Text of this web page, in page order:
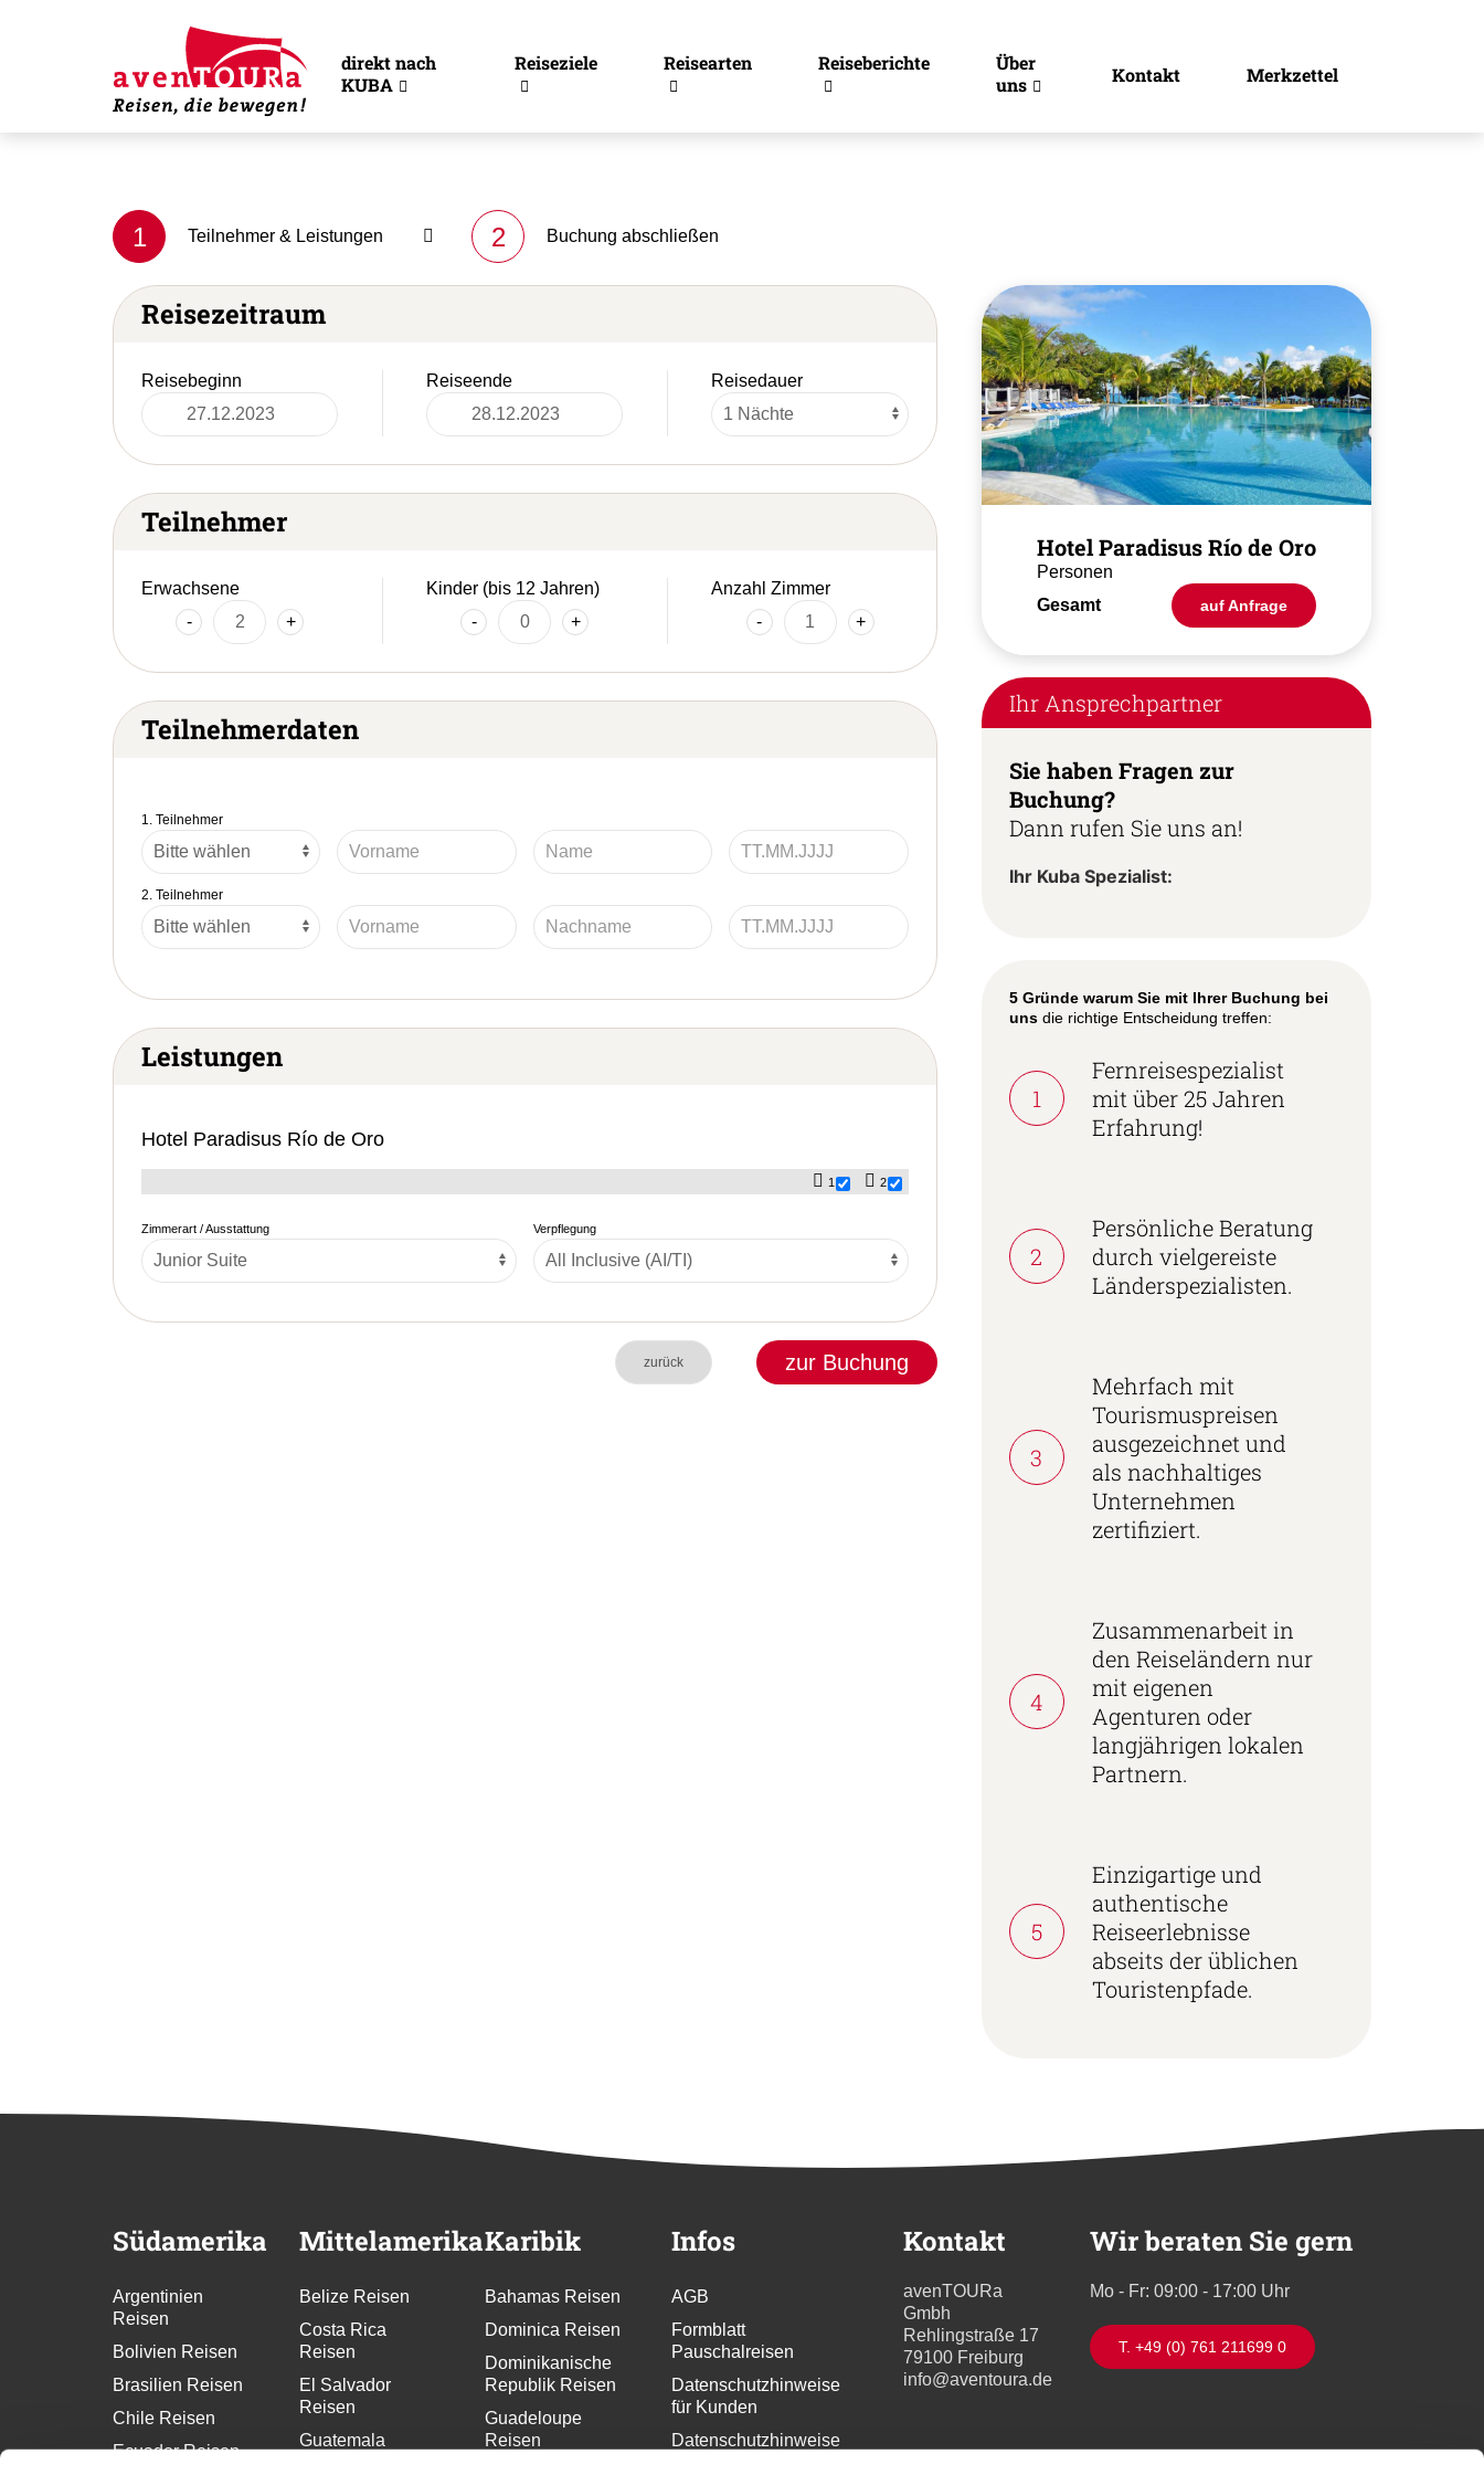
direkt nach
KUBA
Reiseziele Reisearten Reiseberichte
Über
uns
Kontakt Merkzettel
1 Teilnehmer & Leistungen 2 Buchung abschließen
Reisezeitraum
Reisebeginn Reiseende Reisedauer
Teilnehmer
Erwachsene
-
+
Kinder (bis 12 Jahren)
-
+
Anzahl Zimmer
-
+
Teilnehmerdaten
1. Teilnehmer
2. Teilnehmer
Leistungen
Hotel Paradisus Río de Oro
1 2
Zimmerart / Ausstattung Verpflegung
zurück zur Buchung
Hotel Paradisus Río de Oro
Personen
Gesamt
auf Anfrage
Ihr Ansprechpartner
Sie haben Fragen zur
Buchung?
Dann rufen Sie uns an!
Ihr Kuba Spezialist:
5 Gründe warum Sie mit Ihrer Buchung bei
unsdie richtige Entscheidung treffen:
1
Fernreisespezialist
mit über 25 Jahren
Erfahrung!
2
Persönliche Beratung
durch vielgereiste
Länderspezialisten.
3
Mehrfach mit
Tourismuspreisen
ausgezeichnet und
als nachhaltiges
Unternehmen
zertifiziert.
4
Zusammenarbeit in
den Reiseländern nur
mit eigenen
Agenturen oder
langjährigen lokalen
Partnern.
5
Einzigartige und
authentische
Reiseerlebnisse
abseits der üblichen
Touristenpfade.
Südamerika
Argentinien
Reisen
Bolivien Reisen
Brasilien Reisen
Chile Reisen
Ecuador Reisen
Mittelamerika
Belize Reisen
Costa Rica
Reisen
El Salvador
Reisen
Guatemala
Karibik
Bahamas Reisen
Dominica Reisen
Dominikanische
Republik Reisen
Guadeloupe
Reisen
Infos
AGB
Formblatt
Pauschalreisen
Datenschutzhinweise
für Kunden
Datenschutzhinweise
Kontakt
avenTOURa
Gmbh
Rehlingstraße 17
79100 Freiburg
info@aventoura.de
Wir beraten Sie gern
Mo - Fr: 09:00 - 17:00 Uhr
T. +49 (0) 761 211699 0